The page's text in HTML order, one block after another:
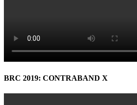
BRC 2019: CONTRABAND X